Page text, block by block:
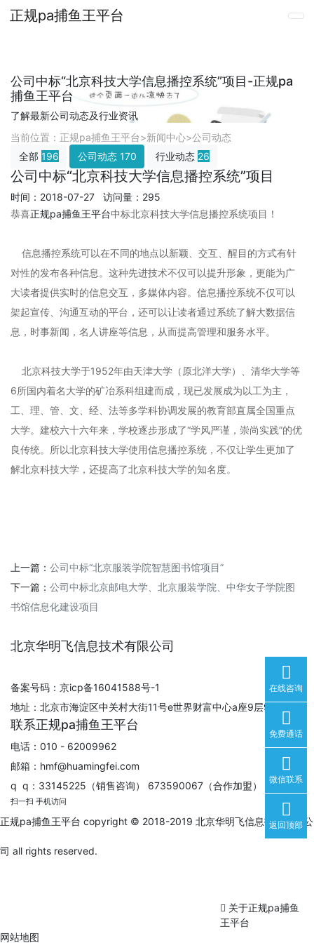
正规pa捕鱼王平台
公司中标“北京科技大学信息播控系统”项目-正规pa
捕鱼王平台
了解最新公司动态及行业资讯
当前位置： 正规pa捕鱼王平台>新闻中心>公司动态
全部 196 公司动态 170 行业动态 26
公司中标“北京科技大学信息播控系统”项目
时间：2018-07-27 访问量：295
恭喜正规pa捕鱼王平台中标北京科技大学信息播控系统项目！
信息播控系统可以在不同的地点以新颖、交互、醒目的方式有针
对性的发布各种信息。这种先进技术不仅可以提升形象，更能为广
大读者提供实时的信息交互，多媒体内容。信息播控系统不仅可以
架起宣传、沟通互动的平台，还可以让读者通过系统了解大数据信
息，时事新闻，名人讲座等信息，从而提高管理和服务水平。
北京科技大学于1952年由天津大学（原北洋大学）、清华大学等
6所国内着名大学的矿冶系科组建而成，现已发展成为以工为主，
工、理、管、文、经、法等多学科协调发展的教育部直属全国重点
大学。建校六十六年来，学校逐步形成了“学风严谨，崇尚实践”的优
良传统。所以北京科技大学使用信息播控系统，不仅让学生更加了
解北京科技大学，还提高了北京科技大学的知名度。
上一篇： 公司中标“北京服装学院智慧图书馆项目”
下一篇： 公司中标北京邮电大学、北京服装学院、中华女子学院图
书馆信息化建设项目
北京华明飞信息技术有限公司
备案号码：京icp备16041588号-1
地址：北京市海淀区中关村大街11号e世界财富中心a座9层930室
联系正规pa捕鱼王平台
电话：010 - 62009962
邮箱： hmf@huamingfei.com
q q：33145225（销售咨询） 673590067（合作加盟）
扫一扫 手机访问
正规pa捕鱼王平台 copyright © 2018-2019 北京华明飞信息技术有限公
司 all rights reserved.
关于正规pa捕鱼
王平台
在线咨询
免费通话
微信联系
返回顶部
网站地图